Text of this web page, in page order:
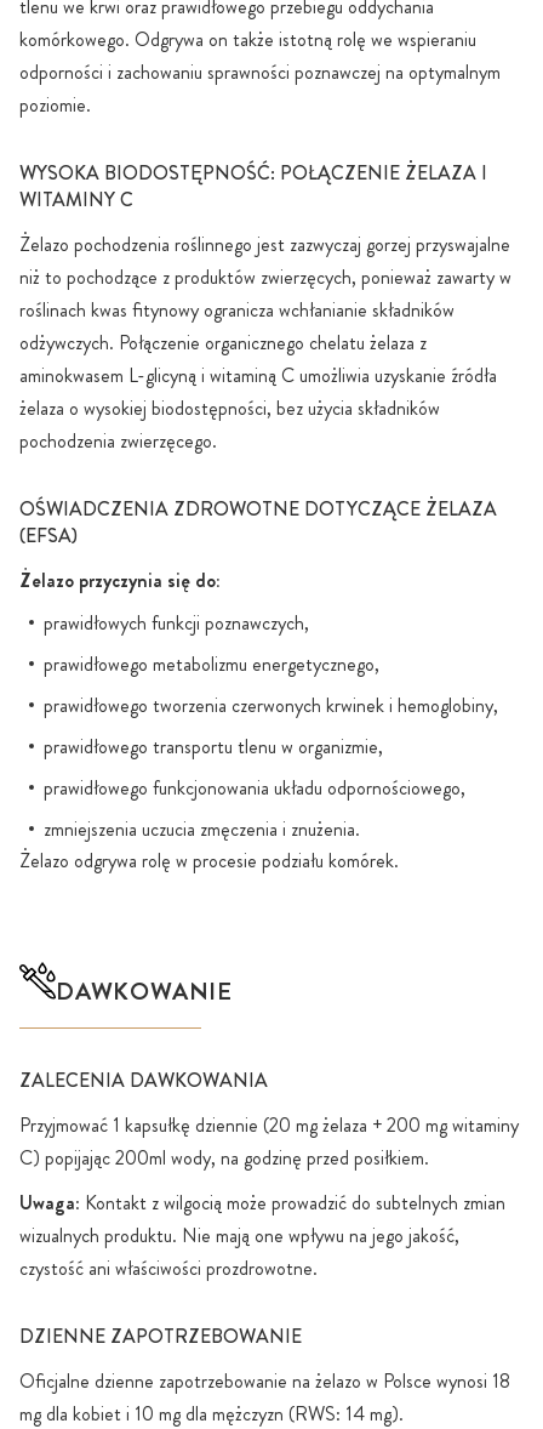
tlenu we krwi oraz prawidłowego przebiegu oddychania
komórkowego. Odgrywa on także istotną rolę we wspieraniu
odporności i zachowaniu sprawności poznawczej na optymalnym
poziomie.
WYSOKA BIODOSTĘPNOŚĆ: POŁĄCZENIE ŻELAZA I
WITAMINY C
Żelazo pochodzenia roślinnego jest zazwyczaj gorzej przyswajalne
niż to pochodzące z produktów zwierzęcych, ponieważ zawarty w
roślinach kwas fitynowy ogranicza wchłanianie składników
odżywczych. Połączenie organicznego chelatu żelaza z
aminokwasem L-glicyną i witaminą C umożliwia uzyskanie źródła
żelaza o wysokiej biodostępności, bez użycia składników
pochodzenia zwierzęcego.
OŚWIADCZENIA ZDROWOTNE DOTYCZĄCE ŻELAZA
(EFSA)
Żelazo przyczynia się do:
prawidłowych funkcji poznawczych,
prawidłowego metabolizmu energetycznego,
prawidłowego tworzenia czerwonych krwinek i hemoglobiny,
prawidłowego transportu tlenu w organizmie,
prawidłowego funkcjonowania układu odpornościowego,
zmniejszenia uczucia zmęczenia i znużenia.
Żelazo odgrywa rolę w procesie podziału komórek.
DAWKOWANIE
ZALECENIA DAWKOWANIA
Przyjmować 1 kapsułkę dziennie (20 mg żelaza + 200 mg witaminy
C) popijając 200ml wody, na godzinę przed posiłkiem.
Uwaga: Kontakt z wilgocią może prowadzić do subtelnych zmian
wizualnych produktu. Nie mają one wpływu na jego jakość,
czystość ani właściwości prozdrowotne.
DZIENNE ZAPOTRZEBOWANIE
Oficjalne dzienne zapotrzebowanie na żelazo w Polsce wynosi 18
mg dla kobiet i 10 mg dla mężczyzn (RWS: 14 mg).